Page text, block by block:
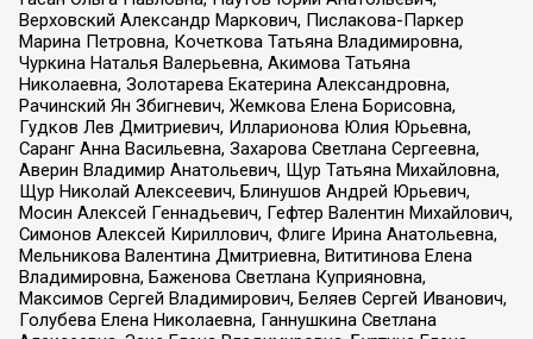
Верховский Александр Маркович, Пислакова-Паркер
Марина Петровна, Кочеткова Татьяна Владимировна,
Чуркина Наталья Валерьевна, Акимова Татьяна
Николаевна, Золотарева Екатерина Александровна,
Рачинский Ян Збигневич, Жемкова Елена Борисовна,
Гудков Лев Дмитриевич, Илларионова Юлия Юрьевна,
Саранг Анна Васильевна, Захарова Светлана Сергеевна,
Аверин Владимир Анатольевич, Щур Татьяна Михайловна,
Щур Николай Алексеевич, Блинушов Андрей Юрьевич,
Мосин Алексей Геннадьевич, Гефтер Валентин Михайлович,
Симонов Алексей Кириллович, Флиге Ирина Анатольевна,
Мельникова Валентина Дмитриевна, Вититинова Елена
Владимировна, Баженова Светлана Куприяновна,
Максимов Сергей Владимирович, Беляев Сергей Иванович,
Голубева Елена Николаевна, Ганнушкина Светлана